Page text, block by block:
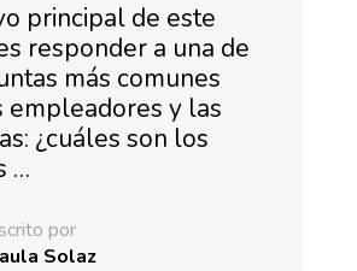
principal de este
responder a una de
más comunes
empleadores y las
¿cuáles son los
…
por
Solaz